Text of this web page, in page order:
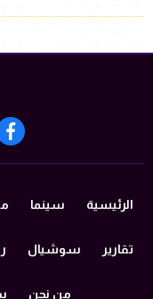
الرئيسية سينما
تقارير سوشيال
من نحن